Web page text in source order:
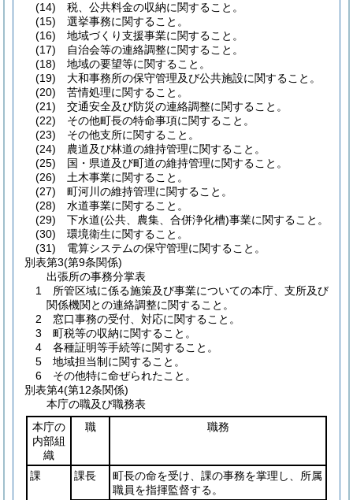
(14) 税、公共料金の収納に関すること。
(15) 選挙事務に関すること。
(16) 地域づくり支援事業に関すること。
(17) 自治会等の連絡調整に関すること。
(18) 地域の要望等に関すること。
(19) 大和事務所の保守管理及び公共施設に関すること。
(20) 苦情処理に関すること。
(21) 交通安全及び防災の連絡調整に関すること。
(22) その他町長の特命事項に関すること。
(23) その他支所に関すること。
(24) 農道及び林道の維持管理に関すること。
(25) 国・県道及び町道の維持管理に関すること。
(26) 土木事業に関すること。
(27) 町河川の維持管理に関すること。
(28) 水道事業に関すること。
(29) 下水道(公共、農集、合併浄化槽)事業に関すること。
(30) 環境衛生に関すること。
(31) 電算システムの保守管理に関すること。
別表第3(第9条関係)
出張所の事務分掌表
1 所管区域に係る施策及び事業についての本庁、支所及び
関係機関との連絡調整に関すること。
2 窓口事務の受付、対応に関すること。
3 町税等の収納に関すること。
4 各種証明等手続等に関すること。
5 地域担当制に関すること。
6 その他特に命ぜられたこと。
別表第4(第12条関係)
本庁の職及び職務表
本庁の
内部組
織
職 職務
課 課長
町長の命を受け、課の事務を掌理し、所属
職員を指揮監督する。